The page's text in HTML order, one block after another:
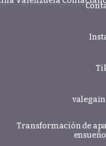
Transformación de